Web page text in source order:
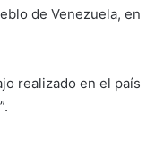
de Venezuela, en
realizado en el país